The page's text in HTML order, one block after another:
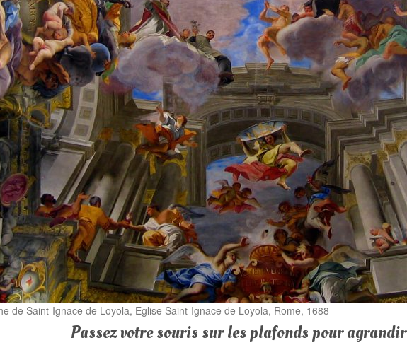
de Saint-Ignace de Loyola, Eglise Saint-Ignace de Loyola, Rome, 1688
Passez votre souris sur les plafonds pour